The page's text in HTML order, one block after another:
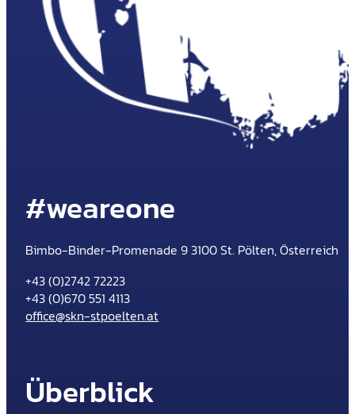
#weareone
Bimbo-Binder-Promenade 9 3100 St. Pölten, Österreich
+43 (0)2742 72223
+43 (0)670 551 4113
office@skn-stpoelten.at
Überblick